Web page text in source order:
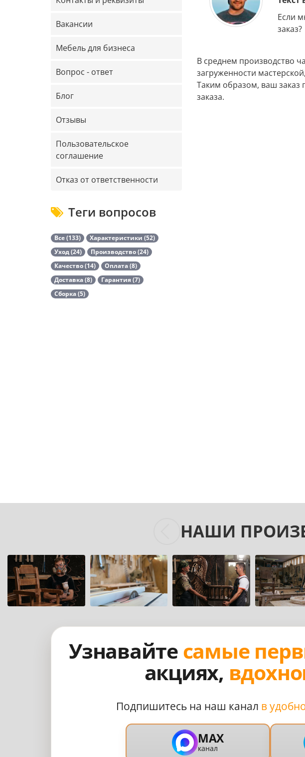
Если
заказ?
В среднем производство
загруженности
Таким образом, ваш заказ
заказа.
Вакансии
Мебель для бизнеса
Вопрос - ответ
Блог
Отзывы
Пользовательское
соглашение
Отказ от ответственности
Теги вопросов
Все (133)
Характеристики (52)
Уход (24)
Производство (24)
Качество (14)
Оплата (8)
Доставка (8)
Гарантия (7)
Сборка (5)
НАШИ
Узнавайтесамые
акциях,
Подпишитесь на наш канал в
MAX
канал